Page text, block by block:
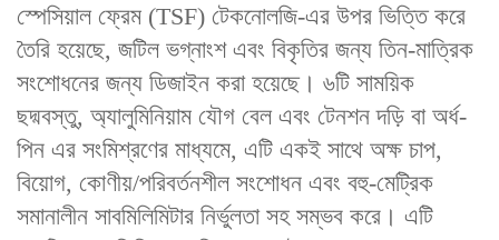
স্পেসিয়াল ফ্রেম (TSF) টেকনোলজি‌-এর উপর ভিত্তি করে
তৈরি হয়েছে, জটিল ভগ্নাংশ এবং বিকৃতির জন্য ‌তিন-মাত্রিক
সংশোধনের জন্য ডিজাইন করা হয়েছে‌। ৬টি সাময়িক
ছদ্মবস্তু‌, অ্যালুমিনিয়াম যৌগ বেল এবং টেনশন দড়ি বা অর্ধ-
পিন এর সংমিশ্রণের মাধ্যমে, এটি একই সাথে ‌অক্ষ চাপ,
বিয়োগ, কোণীয়/পরিবর্তনশীল সংশোধন‌ এবং ‌বহু-মেট্রিক
সমানালীন‌ সাবমিলিমিটার নির্ভুলতা সহ সম্ভব করে। এটি